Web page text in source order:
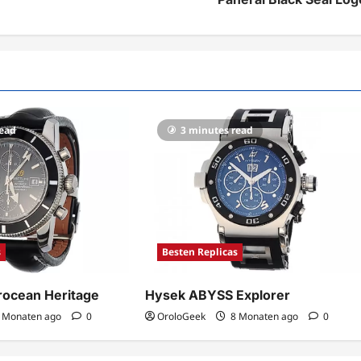
Heritage
ago 0
3 minutes read
Besten Replicas
Hysek ABYSS Explorer
OroloGeek 8 Monaten ago 0